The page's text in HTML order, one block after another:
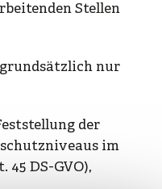
Stellen
nur
der
im
DS-GVO),